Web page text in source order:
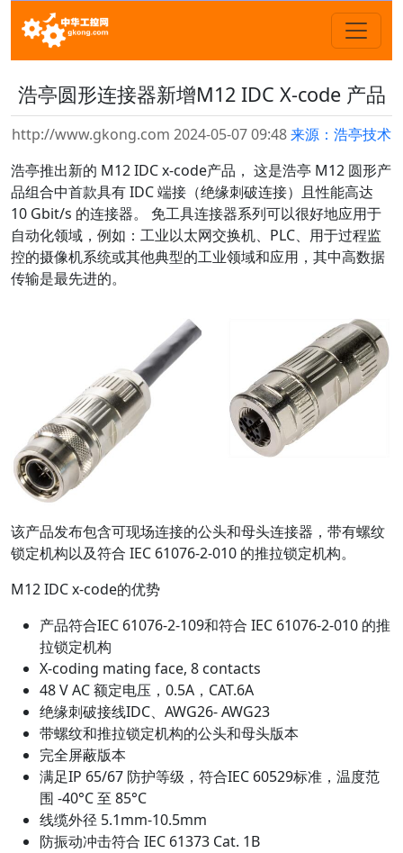
浩亭圆形连接器新增M12 IDC X-code 产品
http://www.gkong.com 2024-05-07 09:48来源：浩亭技术
浩亭推出新的 M12 IDC x-code产品， 这是浩亭 M12 圆形产
品组合中首款具有 IDC 端接（绝缘刺破连接）且性能高达
10 Gbit/s 的连接器。 免工具连接器系列可以很好地应用于
自动化领域，例如：工业以太网交换机、PLC、用于过程监
控的摄像机系统或其他典型的工业领域和应用，其中高数据
传输是最先进的。
该产品发布包含可现场连接的公头和母头连接器，带有螺纹
锁定机构以及符合 IEC 61076-2-010 的推拉锁定机构。
M12 IDC x-code的优势
产品符合IEC 61076-2-109和符合 IEC 61076-2-010 的推
拉锁定机构
X-coding mating face, 8 contacts
48 V AC 额定电压，0.5A，CAT.6A
绝缘刺破接线IDC、AWG26- AWG23
带螺纹和推拉锁定机构的公头和母头版本
完全屏蔽版本
满足IP 65/67 防护等级，符合IEC 60529标准，温度范
围 -40°C 至 85°C
线缆外径 5.1mm-10.5mm
防振动冲击符合 IEC 61373 Cat. 1B